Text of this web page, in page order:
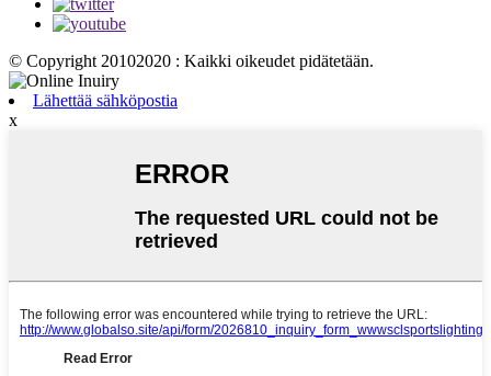
© Copyright 20102020 : Kaikki oikeudet pidätetään.
Lähettää sähköpostia
x